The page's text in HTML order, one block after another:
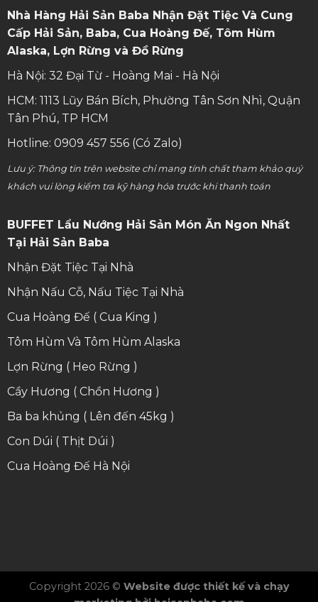
Nhà Hàng Hải Sản Baba Nhận Đặt Tiệc Và Cung
Cấp Hải Sản, Baba, Cua Hoàng Đế, Tôm Hùm
Alaska, Lợn Rừng và Đồ Rừng
Hà Nội: 32 Đại Từ - Hoàng Mai - Hà Nội
HCM: 1113 Lũy Bán Bích, Phường Tân Sơn Nhì, Quận
Tân Phú, TP HCM
Hotline: 0909 457 556 (Có Zalo)
Lưu ý: Thông tin trên website chỉ mang tính chất tham khảo quý
khách vui lòng kiểm tra kỹ hàng hóa trước khi thanh toán
BUFFET Lẩu Nướng Hải Sản Món Ăn Ngon Nhất
Tại Hải Sản Baba
Nhận Đặt Tiệc Tại Nhà
Nhận Nấu Cỗ, Nấu Tiệc Tại Nhà
Cua Hoàng Đế ( Cua King )
Tôm Hùm Và Tôm Hùm Alaska
Lợn Rừng ( Heo Rừng )
Cầy Hương ( Chồn Hương )
Ba ba khủng ( Lên đến 45kg )
Con Dúi ( Thịt Dúi )
Cua Hoàng Đế Hà Nội
Copyright 2026 © Website được thiết kế và chạy